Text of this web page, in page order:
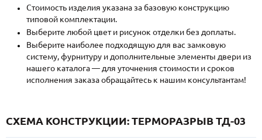
Каталог Распродажа Как купить
Записаться на замер
Стоимость изделия указана за базовую конструкцию
типовой комплектации.
Выберите любой цвет и рисунок отделки без доплаты.
Выберите наиболее подходящую для вас замковую
систему, фурнитуру и дополнительные элементы двери из
нашего каталога — для уточнения стоимости и сроков
исполнения заказа обращайтесь к нашим консультантам!
СХЕМА КОНСТРУКЦИИ: ТЕРМОРАЗРЫВ ТД-03